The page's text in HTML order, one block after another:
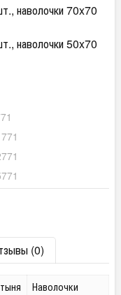
наволочки 70x70
наволочки 50x70
(0)
Наволочки